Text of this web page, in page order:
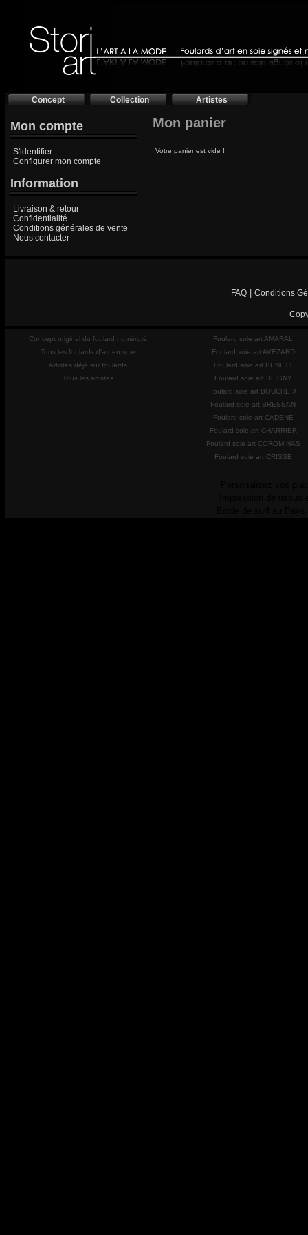
Concept Collection Artistes
Mon compte
S'identifier
Configurer mon compte
Information
Livraison & retour
Confidentialité
Conditions générales de vente
Nous contacter
Mon panier
Votre panier est vide !
FAQ Conditions
Concept original du foulard numéroté
Tous les foulards d'art en soie
Artistes déjà sur foulards
Tous les artistes
Foulard soie art AMARAL
Foulard soie art AVEZARD
Foulard soie art BENETT
Foulard soie art BLIGNY
Foulard soie art BOUCHEIX
Foulard soie art BRESSAN
Foulard soie art CADENE
Foulard soie art CHARRIER
Foulard soie art COROMINAS
Foulard soie art CRISSE